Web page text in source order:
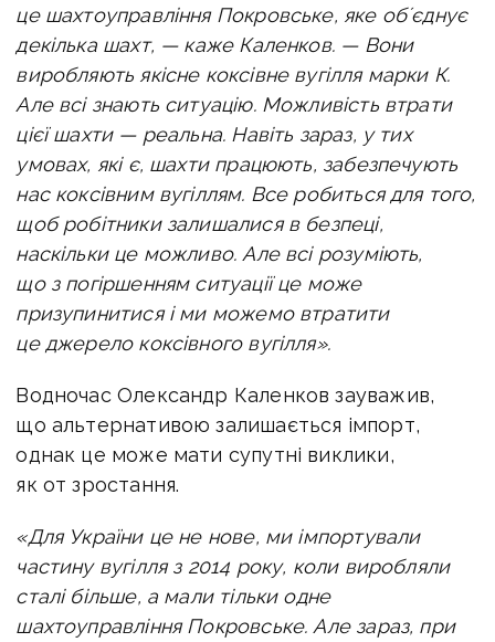
це шахтоуправління Покровське, яке обʼєднує
декілька шахт, — каже Каленков. — Вони
виробляють якісне коксівне вугілля марки К.
Але всі знають ситуацію. Можливість втрати
цієї шахти — реальна. Навіть зараз, у тих
умовах, які є, шахти працюють, забезпечують
нас коксівним вугіллям. Все робиться для того,
щоб робітники залишалися в безпеці,
наскільки це можливо. Але всі розуміють,
що з погіршенням ситуації це може
призупинитися і ми можемо втратити
це джерело коксівного вугілля».
Водночас Олександр Каленков зауважив,
що альтернативою залишається імпорт,
однак це може мати супутні виклики,
як от зростання.
«Для України це не нове, ми імпортували
частину вугілля з 2014 року, коли виробляли
сталі більше, а мали тільки одне
шахтоуправління Покровське. Але зараз, при